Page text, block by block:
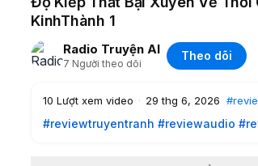
KinhThành 1
Radio Truyện AI
7 Người theo dõi
Theo dõi
10 Lượt xem video · 29 thg 6, 2026
#reviewtruyentranh #reviewaudio